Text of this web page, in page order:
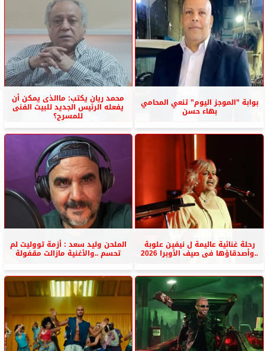
بوابة ”الموجز اليوم” تنعي المحامي
بهاء حسن
محمد ريان يكتب: ماالذى يمكن أن
يفعله الرئيس الجديد للبيت الفنى
للمسرح؟
رحلة غنائية عاليمة ل نيفين علوبة
..وأصدقاؤها فى صيف الأوبرا 2026
الملحن وليد سعد : أزمة تووليت لم
تحسم ..والأغنية مازالت مقفولة